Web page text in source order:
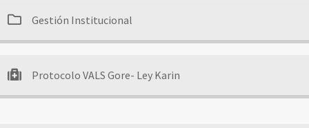
Gestión Institucional
Protocolo VALS Gore- Ley Karin